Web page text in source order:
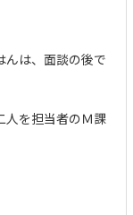
んは、面談の後で
人を担当者のＭ課